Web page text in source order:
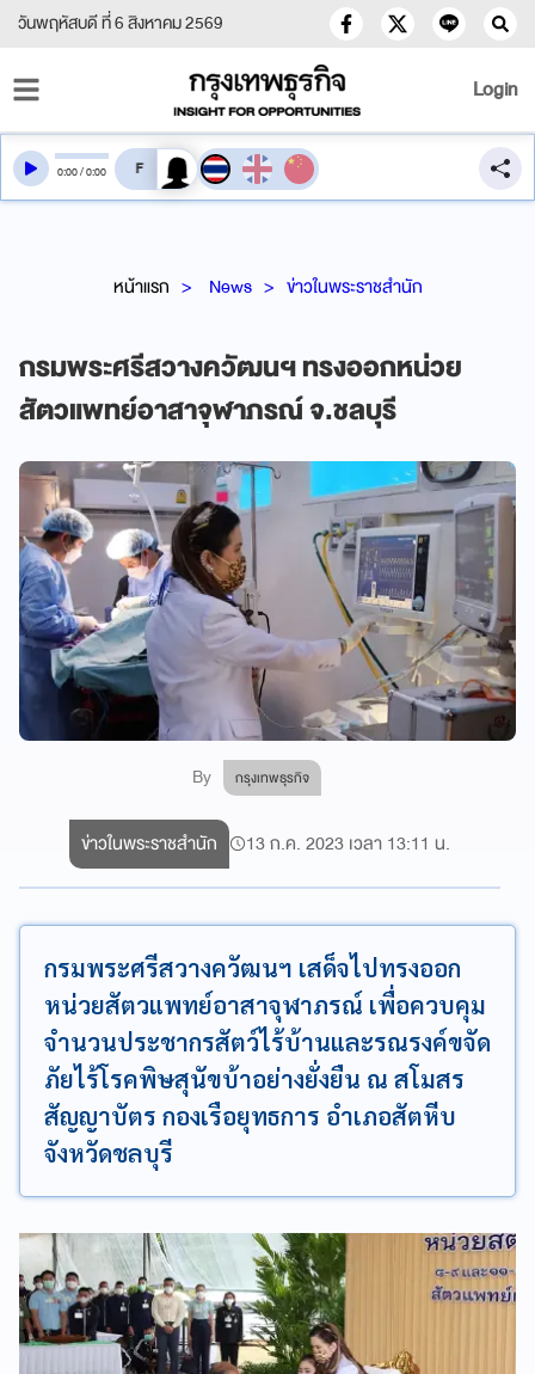
วันพฤหัสบดี ที่ 6 สิงหาคม 2569
Login
หน้าแรก News ข่าวในพระราชสำนัก
กรมพระศรีสวางควัฒนฯ ทรงออกหน่วย
สัตวแพทย์อาสาจุฬาภรณ์ จ.ชลบุรี
By กรุงเทพธุรกิจ
0:00/0:00 สลับเสียงอ่าน
ข่าวในพระราชสำนัก 13 ก.ค. 2023 เวลา 13:11 น.
กรมพระศรีสวางควัฒนฯ เสด็จไปทรงออก
หน่วยสัตวแพทย์อาสาจุฬาภรณ์ เพื่อควบคุม
จำนวนประชากรสัตว์ไร้บ้านและรณรงค์ขจัด
ภัยไร้โรคพิษสุนัขบ้าอย่างยั่งยืน ณ สโมสร
สัญญาบัตร กองเรือยุทธการ อำเภอสัตหีบ
จังหวัดชลบุรี